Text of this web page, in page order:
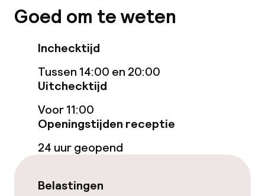
Eet- en drinkgelegenheden
Beleid
Overal rookvrij
Goed om te weten
Inchecktijd
Tussen 14:00 en 20:00
Uitchecktijd
Voor 11:00
Openingstijden receptie
24 uur geopend
Belastingen